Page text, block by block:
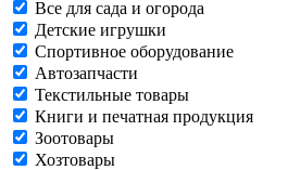
Все для сада и огорода
Детские игрушки
Спортивное оборудование
Автозапчасти
Текстильные товары
Книги и печатная продукция
Зоотовары
Хозтовары